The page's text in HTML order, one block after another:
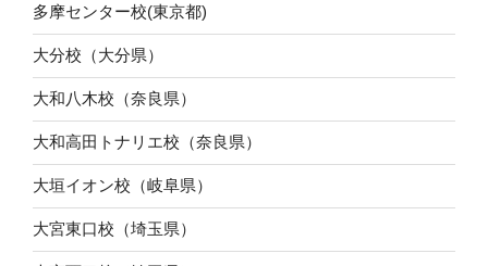
多摩センター校(東京都)
大分校（大分県）
大和八木校（奈良県）
大和高田トナリエ校（奈良県）
大垣イオン校（岐阜県）
大宮東口校（埼玉県）